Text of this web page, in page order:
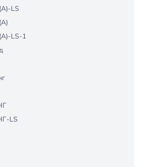
LS
LS-1
LS